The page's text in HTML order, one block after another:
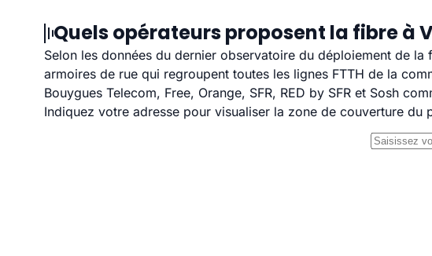
Quels opérateurs proposent la fibre à
Selon les données du dernier observatoire du déploiement de la
armoires de rue qui regroupent toutes les lignes FTTH de la
Bouygues Telecom, Free, Orange, SFR, RED by SFR et Sosh
Indiquez votre adresse pour visualiser la zone de couverture